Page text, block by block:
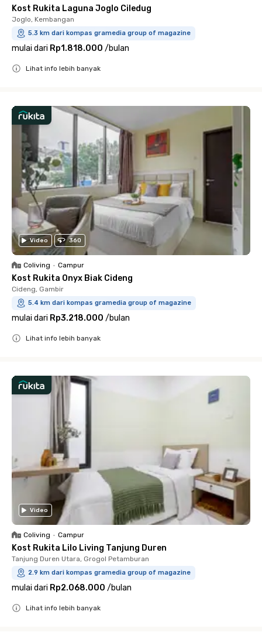
Kost Rukita Laguna Joglo Ciledug
Joglo, Kembangan
5.3 km dari kompas gramedia group of magazine
mulai dari Rp1.818.000 /bulan
Lihat info lebih banyak
Video 360
Coliving • Campur
Kost Rukita Onyx Biak Cideng
Cideng, Gambir
5.4 km dari kompas gramedia group of magazine
mulai dari Rp3.218.000 /bulan
Lihat info lebih banyak
Video
Coliving • Campur
Kost Rukita Lilo Living Tanjung Duren
Tanjung Duren Utara, Grogol Petamburan
2.9 km dari kompas gramedia group of magazine
mulai dari Rp2.068.000 /bulan
Lihat info lebih banyak